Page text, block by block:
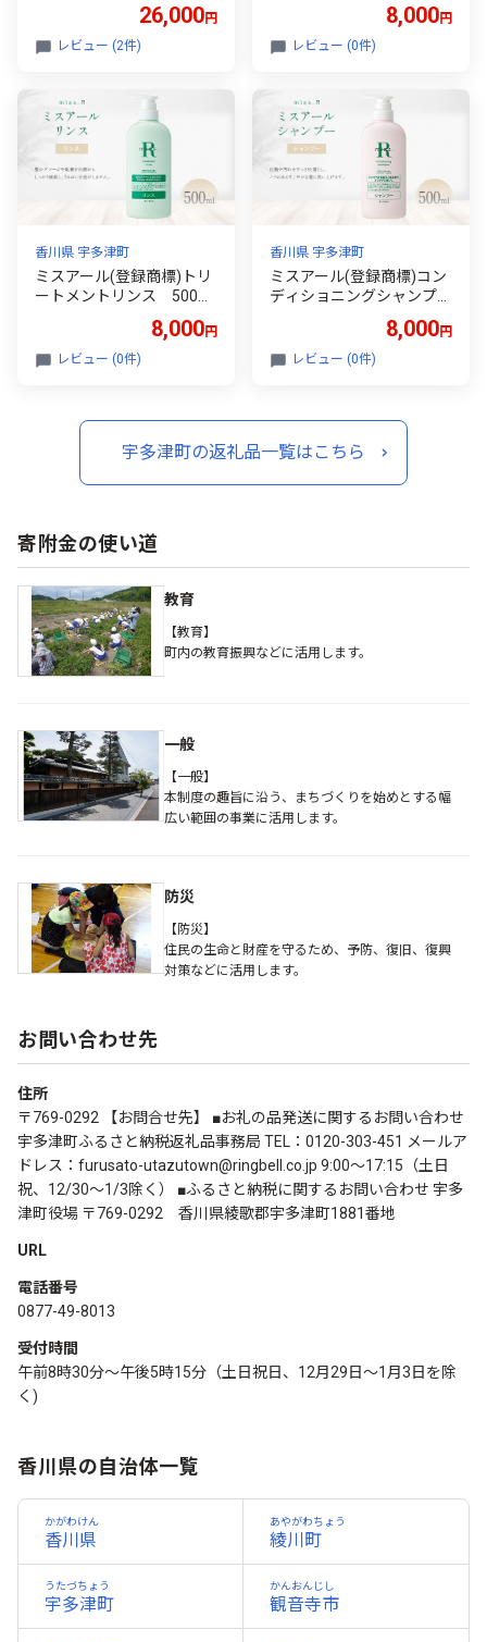
26,000円
レビュー (2件)
とす 肌 うるおす ライスパ
ワー 皮脂 角質 乾燥 しっと
り FAH-0209
8,000円
レビュー (0件)
香川県 宇多津町
ミスアール(登録商標)トリ
ートメントリンス 500ml
るおい 健やか ライスパワ
ー 守る 美しい フローラル
FAH-0208
8,000円
レビュー (0件)
香川県 宇多津町
ミスアール(登録商標)コン
ディショニングシャンプ
ハリ 頭皮 毛髪 健やか ライ
スパワー 守る ダメージ 美
しい フローラル FAH-0207
8,000円
レビュー (0件)
宇多津町の返礼品一覧はこちら
寄附金の使い道
教育
【教育】
町内の教育振興などに活用します。
一般
【一般】
本制度の趣旨に沿う、まちづくりを始めとする幅
広い範囲の事業に活用します。
防災
【防災】
住民の生命と財産を守るため、予防、復旧、復興
対策などに活用します。
お問い合わせ先
住所
〒769-0292 【お問合せ先】 ■お礼の品発送に関するお問い合わせ
宇多津町ふるさと納税返礼品事務局 TEL：0120-303-451 メールア
ドレス：furusato-utazutown@ringbell.co.jp 9:00～17:15（土日
祝、12/30～1/3除く） ■ふるさと納税に関するお問い合わせ 宇多
津町役場 〒769-0292 香川県綾歌郡宇多津町1881番地
URL
電話番号
0877-49-8013
受付時間
午前8時30分～午後5時15分（土日祝日、12月29日～1月3日を除
く)
香川県の自治体一覧
香川県
かがわけん
綾川町
あやがわちょう
宇多津町
うたづちょう
観音寺市
かんおんじし